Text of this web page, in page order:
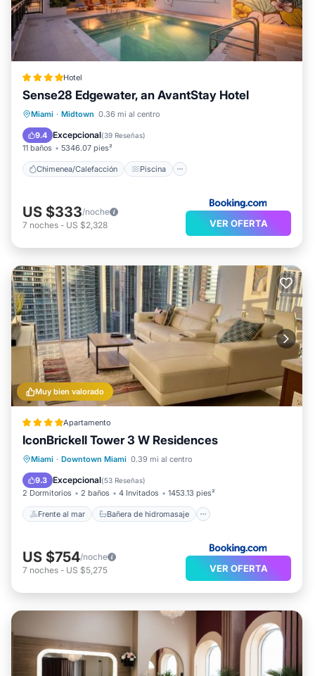
Hotel
Sense28 Edgewater, an AvantStay Hotel
Miami · Midtown 0.36 mi al centro
9.4 Excepcional(39 Reseñas)
11 baños 5346.07 pies²
Chimenea/Calefacción Piscina
Chimenea/Calefacción
Se admiten mascotas
US $333/noche
7 noches - US $2,328 VER OFERTA
Muy bien valorado
Apartamento
IconBrickell Tower 3 W Residences
Miami · Downtown Miami 0.39 mi al centro
9.3 Excepcional(53 Reseñas)
2 Dormitorios 2 baños 4 Invitados 1453.13 pies²
Frente al mar Bañera de hidromasaje
Frente al mar
Bañera de hidromasaje
Spa
Chimenea/Calefacción
US $754/noche
7 noches - US $5,275 VER OFERTA